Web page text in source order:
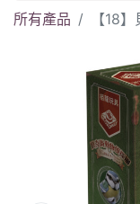
所有產品 【18